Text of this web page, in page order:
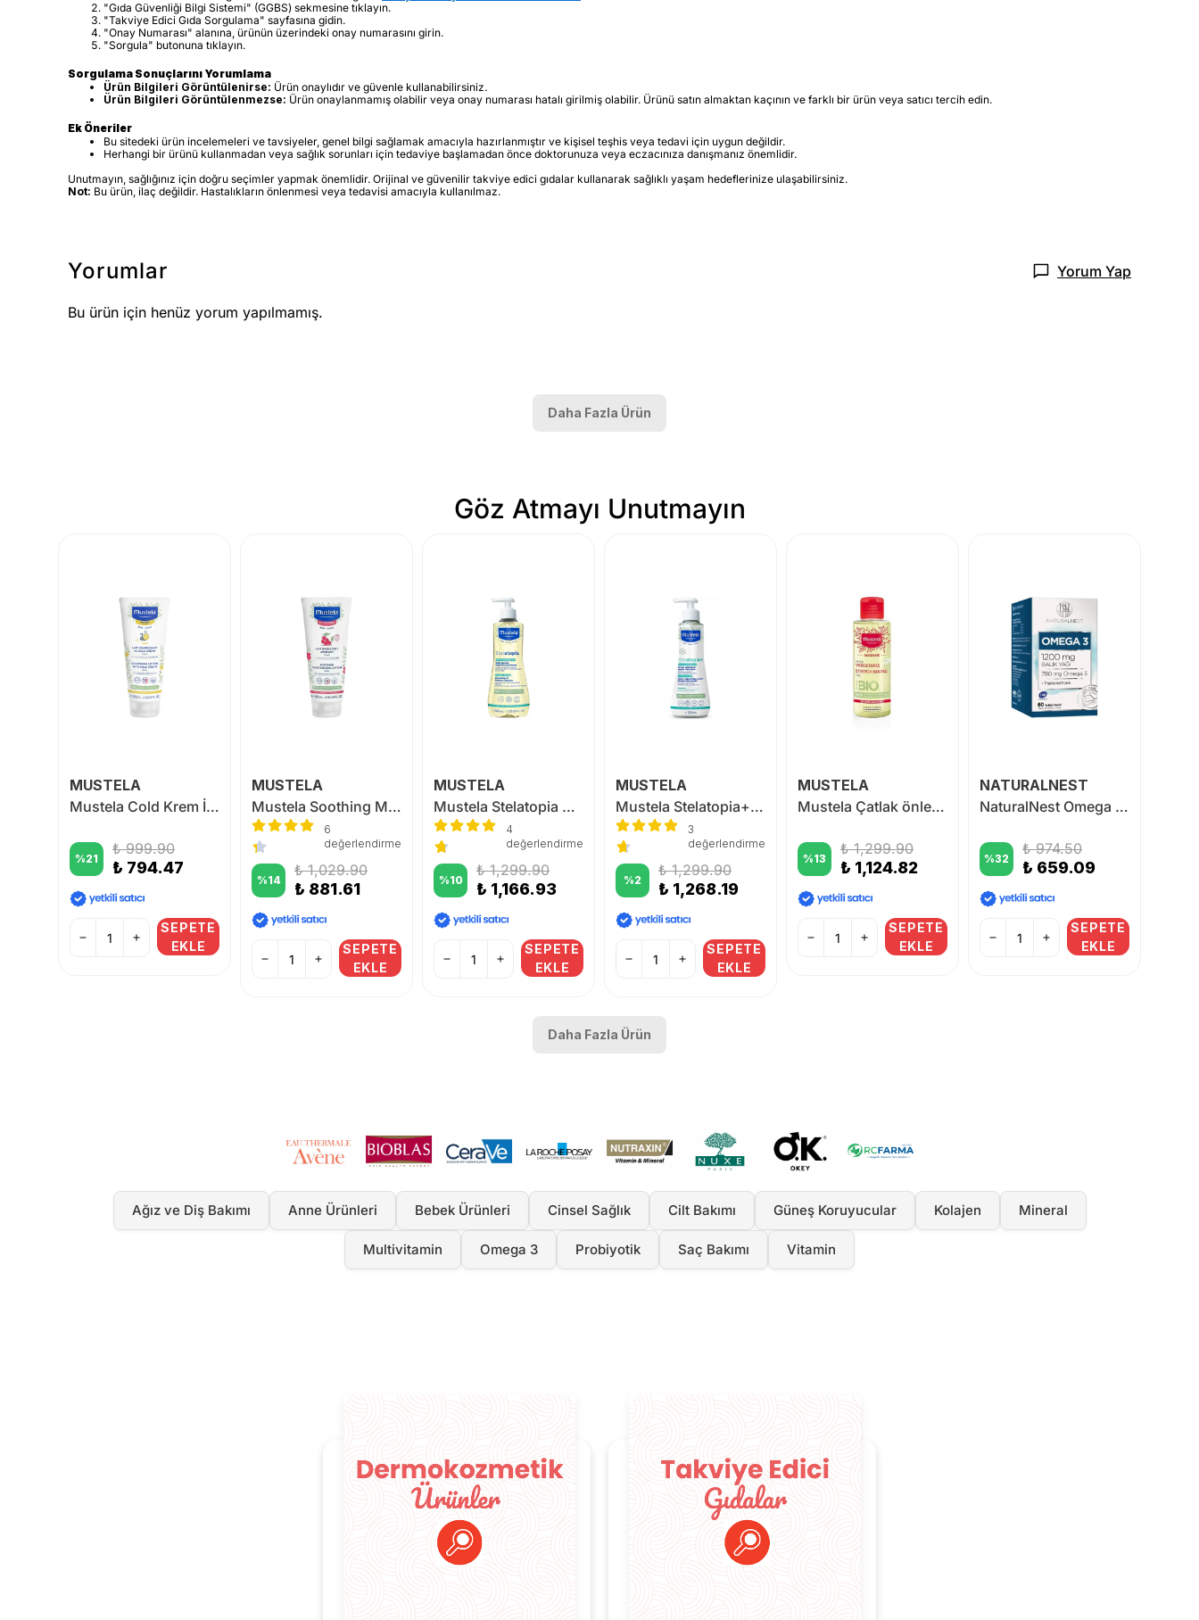
"Gıda Güvenliği Bilgi Sistemi" (GGBS) sekmesine tıklayın.
"Takviye Edici Gıda Sorgulama" sayfasına gidin.
"Onay Numarası" alanına, ürünün üzerindeki onay numarasını girin.
"Sorgula" butonuna tıklayın.
Sorgulama Sonuçlarını Yorumlama
Ürün Bilgileri Görüntülenirse: Ürün onaylıdır ve güvenle kullanabilirsiniz.
Ürün Bilgileri Görüntülenmezse: Ürün onaylanmamış olabilir veya onay numarası hatalı girilmiş olabilir. Ürünü satın almaktan kaçının ve farklı bir ürün veya satıcı tercih edin.
Ek Öneriler
Bu sitedeki ürün incelemeleri ve tavsiyeler, genel bilgi sağlamak amacıyla hazırlanmıştır ve kişisel teşhis veya tedavi için uygun değildir.
Herhangi bir ürünü kullanmadan veya sağlık sorunları için tedaviye başlamadan önce doktorunuza veya eczacınıza danışmanız önemlidir.
Unutmayın, sağlığınız için doğru seçimler yapmak önemlidir. Orijinal ve güvenilir takviye edici gıdalar kullanarak sağlıklı yaşam hedeflerinize ulaşabilirsiniz.
Not: Bu ürün, ilaç değildir. Hastalıkların önlenmesi veya tedavisi amacıyla kullanılmaz.
Yorumlar Yorum Yap
Bu ürün için henüz yorum yapılmamış.
Daha Fazla Ürün
Göz Atmayı Unutmayın
MUSTELA
Mustela Cold Krem İçeren Besleyici Vücut Losyonu 200 ml
%21
₺ 999.90
₺ 794.47
SEPETE
EKLE
MUSTELA
Mustela Soothing Moisturizing Lotion 200ml
6
değerlendirme
%14
₺ 1,029.90
₺ 881.61
SEPETE
EKLE
MUSTELA
Mustela Stelatopia Cleansing Oil 500 ml
4
değerlendirme
%10
₺ 1,299.90
₺ 1,166.93
SEPETE
EKLE
MUSTELA
Mustela Stelatopia+ Lipid Replenishing Cream 300 ml
3
değerlendirme
%2
₺ 1,299.90
₺ 1,268.19
SEPETE
EKLE
MUSTELA
Mustela Çatlak önleyici Yağ 105 ml
%13
₺ 1,299.90
₺ 1,124.82
SEPETE
EKLE
NATURALNEST
NaturalNest Omega 3 1200 mg 60 Kapsül
%32
₺ 974.50
₺ 659.09
SEPETE
EKLE
Daha Fazla Ürün
Ağız ve Diş Bakımı Anne Ürünleri Bebek Ürünleri Cinsel Sağlık Cilt Bakımı Güneş Koruyucular Kolajen Mineral
Multivitamin Omega 3 Probiyotik Saç Bakımı Vitamin